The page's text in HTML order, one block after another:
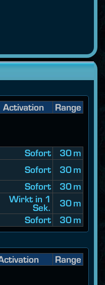
Activation
Range
Sofort
30 m
Sofort
30 m
Sofort
30 m
Wirkt in 1
Sek.
30 m
Sofort 30 m
Range